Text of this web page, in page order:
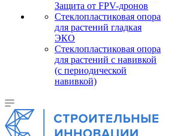
Защита от FPV-дронов
Стеклопластиковая опора
для растений гладкая
ЭКО
Стеклопластиковая опора
для растений с навивкой
(с периодической
навивкой)